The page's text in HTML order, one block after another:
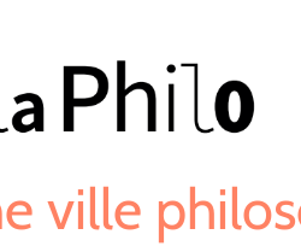
ville